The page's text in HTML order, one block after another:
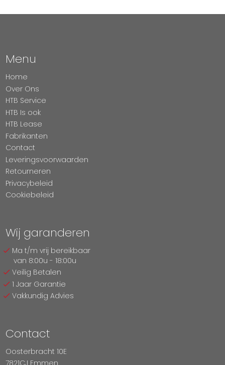
Menu
Home
Over Ons
HTB Service
HTB Is ook
HTB Lease
Fabrikanten
Contact
Leveringsvoorwaarden
Retourneren
Privacybeleid
Cookiebeleid
Wij garanderen
Ma t/m vrij bereikbaar
van 8:00u - 18:00u
Veilig Betalen
1 Jaar Garantie
Vakkundig Advies
Contact
Oosterbracht 10E
7821CJ Emmen